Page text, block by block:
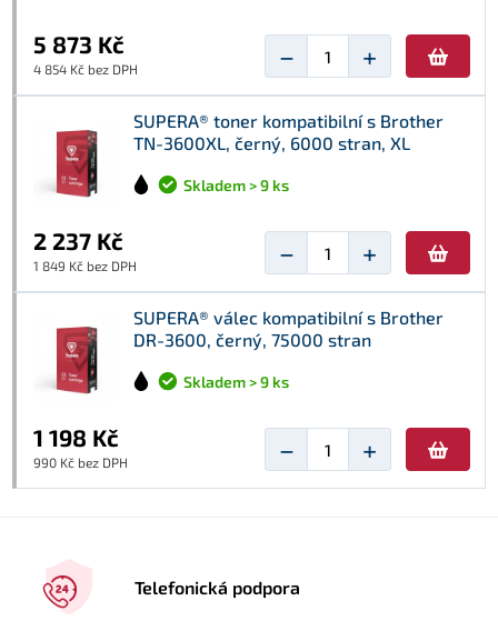
5 873 Kč
4 854 Kč bez DPH − +
SUPERA® toner kompatibilní s Brother
TN-3600XL, černý, 6000 stran, XL
Skladem > 9 ks
2 237 Kč
1 849 Kč bez DPH − +
SUPERA® válec kompatibilní s Brother
DR-3600, černý, 75000 stran
Skladem > 9 ks
1 198 Kč
990 Kč bez DPH − +
Telefonická podpora